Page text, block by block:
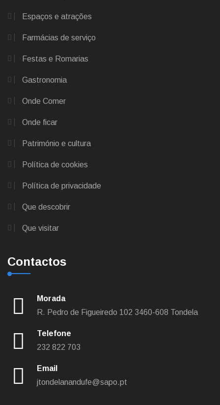
Espaços e atrações
Farmácias de serviço
Festas e Romarias
Gastronomia
Onde Comer
Onde ficar
Património e cultura
Política de cookies
Política de privacidade
Que descobrir
Que visitar
Contactos
Morada
R. Pedro de Figueiredo 102 3460-608 Tondela
Telefone
232 822 703
Email
jtondelanandufe@sapo.pt